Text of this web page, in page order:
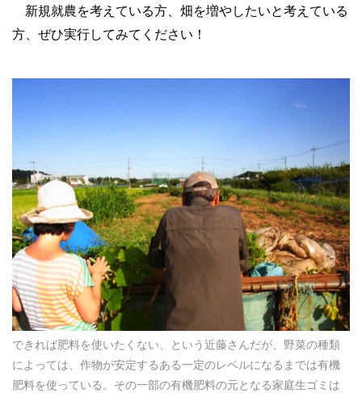
新規就農を考えている方、畑を増やしたいと考えている
方、ぜひ実行してみてください！
できれば肥料を使いたくない、という近藤さんだが、野菜の種類
によっては、作物が安定するある一定のレベルになるまでは有機
肥料を使っている。その一部の有機肥料の元となる家庭生ゴミは